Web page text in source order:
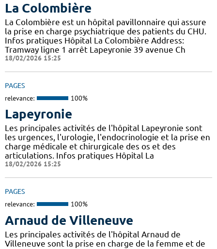
La Colombière
La Colombière est un hôpital pavillonnaire qui assure
la prise en charge psychiatrique des patients du CHU.
Infos pratiques Hôpital La Colombière Address:
Tramway ligne 1 arrêt Lapeyronie 39 avenue Ch
18/02/2026 15:25
PAGES
relevance: 100%
Lapeyronie
Les principales activités de l'hôpital Lapeyronie sont
les urgences, l'urologie, l'endocrinologie et la prise en
charge médicale et chirurgicale des os et des
articulations. Infos pratiques Hôpital La
18/02/2026 15:25
PAGES
relevance: 100%
Arnaud de Villeneuve
Les principales activités de l'hôpital Arnaud de
Villeneuve sont la prise en charge de la femme et de